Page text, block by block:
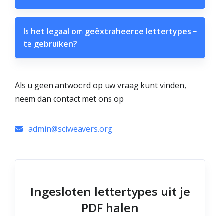
Is het legaal om geëxtraheerde lettertypes
te gebruiken?
−
Als u geen antwoord op uw vraag kunt vinden,
neem dan contact met ons op
admin@sciweavers.org
Ingesloten lettertypes uit je
PDF halen